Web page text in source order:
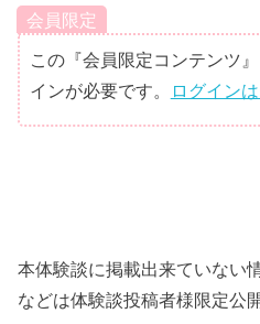
会員限定
この『会員限定コンテンツ
インが必要です。
ログイン
本体験談に掲載出来ていない
などは体験談投稿者様限定公